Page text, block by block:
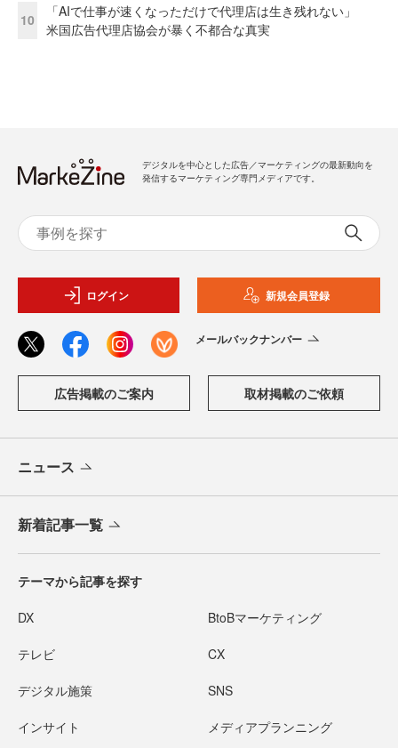
10
「AIで仕事が速くなっただけで代理店は生き残れない」
米国広告代理店協会が暴く不都合な真実
デジタルを中心とした広告／マーケティングの最新動向を
発信するマーケティング専門メディアです。
ログイン 新規会員登録
メールバックナンバー
広告掲載のご案内 取材掲載のご依頼
ニュース
新着記事一覧
テーマから記事を探す
DX BtoBマーケティング
テレビ CX
デジタル施策 SNS
インサイト メディアプランニング